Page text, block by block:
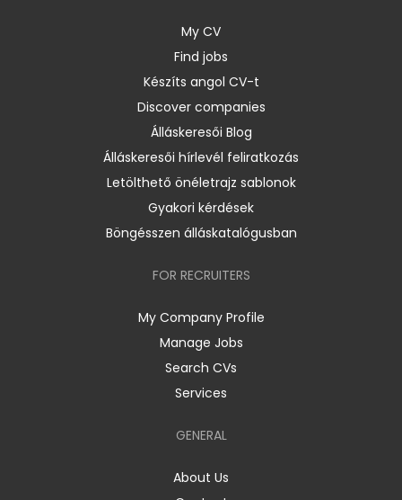
My CV
Find jobs
Készíts angol CV-t
Discover companies
Álláskeresői Blog
Álláskeresői hírlevél feliratkozás
Letölthető önéletrajz sablonok
Gyakori kérdések
Böngésszen álláskatalógusban
FOR RECRUITERS
My Company Profile
Manage Jobs
Search CVs
Services
GENERAL
About Us